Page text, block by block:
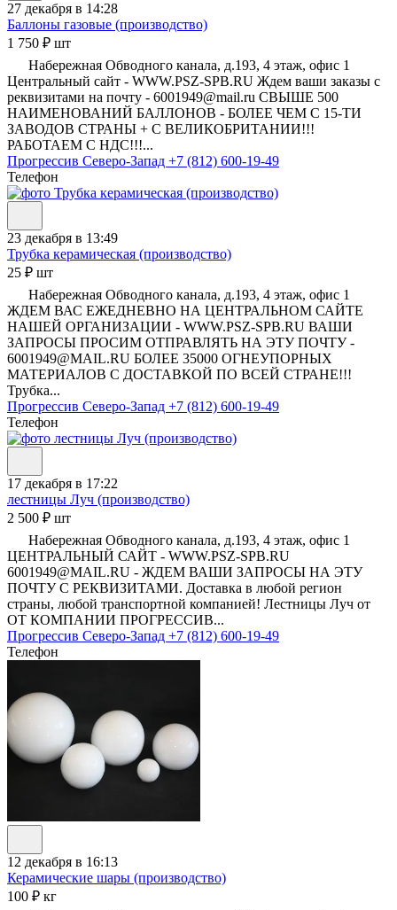
27 декабря в 14:28
Баллоны газовые (производство)
1 750 ₽ шт
Набережная Обводного канала, д.193, 4 этаж, офис 1
Центральный сайт - WWW.PSZ-SPB.RU Ждем ваши заказы с
реквизитами на почту - 6001949@mail.ru СВЫШЕ 500
НАИМЕНОВАНИЙ БАЛЛОНОВ - БОЛЕЕ ЧЕМ С 15-ТИ
ЗАВОДОВ СТРАНЫ + С ВЕЛИКОБРИТАНИИ!!!
РАБОТАЕМ С НДС!!!...
Прогрессив Северо-Запад +7 (812) 600-19-49
Телефон
23 декабря в 13:49
Трубка керамическая (производство)
25 ₽ шт
Набережная Обводного канала, д.193, 4 этаж, офис 1
ЖДЕМ ВАС ЕЖЕДНЕВНО НА ЦЕНТРАЛЬНОМ САЙТЕ
НАШЕЙ ОРГАНИЗАЦИИ - WWW.PSZ-SPB.RU ВАШИ
ЗАПРОСЫ ПРОСИМ ОТПРАВЛЯТЬ НА ЭТУ ПОЧТУ -
6001949@MAIL.RU БОЛЕЕ 35000 ОГНЕУПОРНЫХ
МАТЕРИАЛОВ С ДОСТАВКОЙ ПО ВСЕЙ СТРАНЕ!!!
Трубка...
Прогрессив Северо-Запад +7 (812) 600-19-49
Телефон
17 декабря в 17:22
лестницы Луч (производство)
2 500 ₽ шт
Набережная Обводного канала, д.193, 4 этаж, офис 1
ЦЕНТРАЛЬНЫЙ САЙТ - WWW.PSZ-SPB.RU
6001949@MAIL.RU - ЖДЕМ ВАШИ ЗАПРОСЫ НА ЭТУ
ПОЧТУ С РЕКВИЗИТАМИ. Доставка в любой регион
страны, любой транспортной компанией! Лестницы Луч от
ОТ КОМПАНИИ ПРОГРЕССИВ...
Прогрессив Северо-Запад +7 (812) 600-19-49
Телефон
12 декабря в 16:13
Керамические шары (производство)
100 ₽ кг